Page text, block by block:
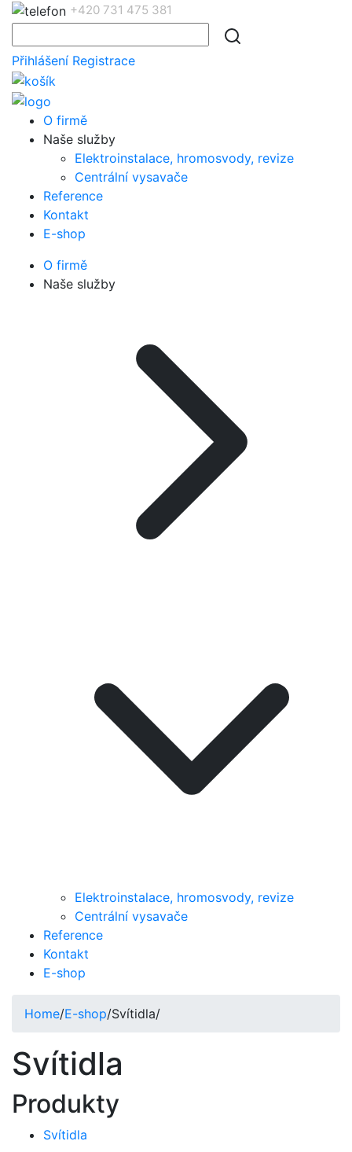
+420 731 475 381
Přihlášení Registrace
O firmě
Naše služby
Elektroinstalace, hromosvody, revize
Centrální vysavače
Reference
Kontakt
E-shop
O firmě
Naše služby
Elektroinstalace, hromosvody, revize
Centrální vysavače
Reference
Kontakt
E-shop
Home/E-shop/Svítidla/
Svítidla
Produkty
Svítidla